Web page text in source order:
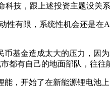
技，跟上述投资主题没关系
有限，系统性机会还是在
基金造成太大的压力，因
都有自己的地面部队，往往
，开始了在新能源锂电池